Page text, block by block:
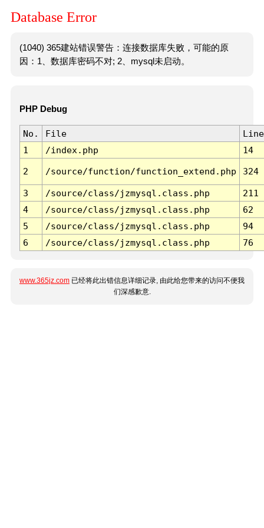
Database Error
(1040) 365建站错误警告：连接数据库失败，可能的原
因：1、数据库密码不对; 2、mysql未启动。
PHP Debug
No. File
Line
1
/index.php 14
2 /source/function/function_extend.php 324
3 /source/class/jzmysql.class.php
211
4
/source/class/jzmysql.class.php
62
5
/source/class/jzmysql.class.php
94
6
/source/class/jzmysql.class.php 76
www.365jz.com 已经将此出错信息详细记录, 由此给您带来的访问不便我
们深感歉意.